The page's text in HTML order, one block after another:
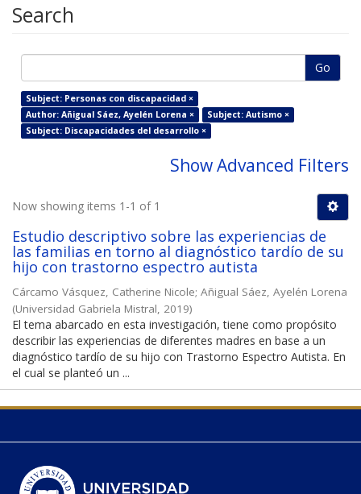
Search
Go
Subject: Personas con discapacidad ×
Author: Añigual Sáez, Ayelén Lorena ×
Subject: Autismo ×
Subject: Discapacidades del desarrollo ×
Show Advanced Filters
Now showing items 1-1 of 1
Estudio descriptivo sobre las experiencias de
las familias en torno al diagnóstico tardío de su
hijo con trastorno espectro autista
Cárcamo Vásquez, Catherine Nicole; Añigual Sáez, Ayelén Lorena
(Universidad Gabriela Mistral, 2019)
El tema abarcado en esta investigación, tiene como propósito
describir las experiencias de diferentes madres en base a un
diagnóstico tardío de su hijo con Trastorno Espectro Autista. En
el cual se planteó un ...